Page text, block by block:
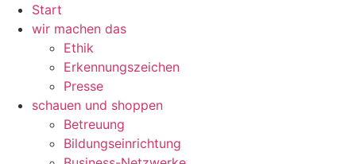
Zum
Inhalt
wechseln
Start
wir machen das
Ethik
Erkennungszeichen
Presse
schauen und shoppen
Betreuung
Bildungseinrichtung